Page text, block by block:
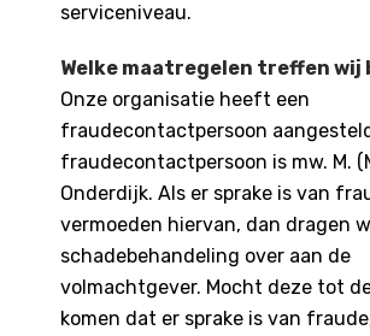
serviceniveau.
Welke maatregelen treffen wij
Onze organisatie heeft een
fraudecontactpersoon
fraudecontactpersoon is mw. M.
Onderdijk. Als er sprake is van
vermoeden hiervan, dan dragen
schadebehandeling over aan de
volmachtgever. Mocht deze tot
komen dat er sprake is van